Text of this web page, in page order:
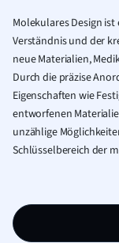
Molekulares Design
Verständnis und der
neue Materialien,
Durch die präzise
Eigenschaften wie
entworfenen
unzählige
Schlüsselbereich der